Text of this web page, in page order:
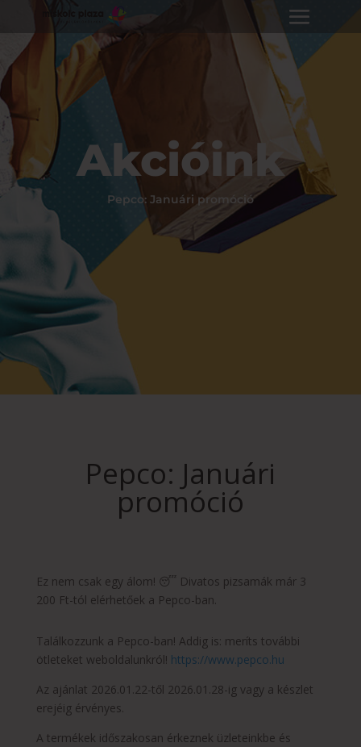
Akcióink
Pepco: Januári promóció
Pepco: Januári
promóció
Ez nem csak egy álom! 😴 Divatos pizsamák már 3
200 Ft-tól elérhetőek a Pepco-ban.
Találkozzunk a Pepco-ban! Addig is: meríts további
ötleteket weboldalunkról! https://www.pepco.hu
Az ajánlat 2026.01.22-től 2026.01.28-ig vagy a készlet
erejéig érvényes.
A termékek időszakosan érkeznek üzleteinkbe és